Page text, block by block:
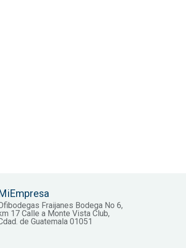
Fraijanes Bodega No 6,
17 Calle a Monte Vista Club,
de Guatemala 01051